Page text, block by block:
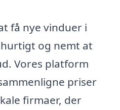
få nye vinduer i
og nemt at
Vores platform
priser
firmaer, der